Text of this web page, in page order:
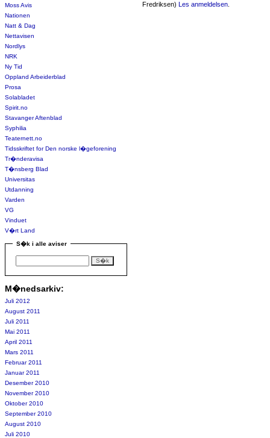
Moss Avis
Nationen
Natt & Dag
Nettavisen
Nordlys
NRK
Ny Tid
Oppland Arbeiderblad
Prosa
Solabladet
Spirit.no
Stavanger Aftenblad
Syphilia
Teaternett.no
Tidsskriftet for Den norske l�geforening
Tr�nderavisa
T�nsberg Blad
Universitas
Utdanning
Varden
VG
Vinduet
V�rt Land
S�k i alle aviser
M�nedsarkiv:
Juli 2012
August 2011
Juli 2011
Mai 2011
April 2011
Mars 2011
Februar 2011
Januar 2011
Desember 2010
November 2010
Oktober 2010
September 2010
August 2010
Juli 2010
Fredriksen) Les anmeldelsen